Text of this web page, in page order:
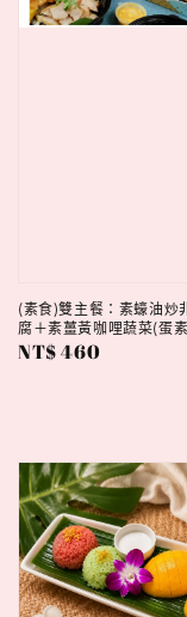
(素食)雙主餐：素蠔油炒
腐＋素薑黃咖哩蔬菜(蛋
Regular
NT$ 460